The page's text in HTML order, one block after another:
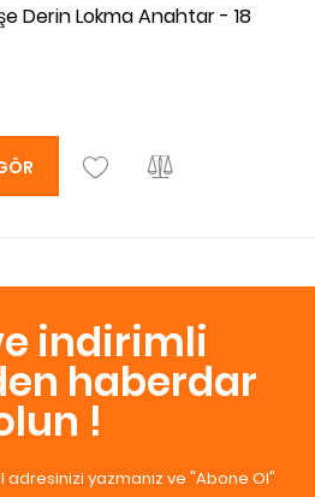
Derin Lokma Anahtar - 18
indirimli
haberdar
!
adresinizi yazmanız ve "Abone Ol"